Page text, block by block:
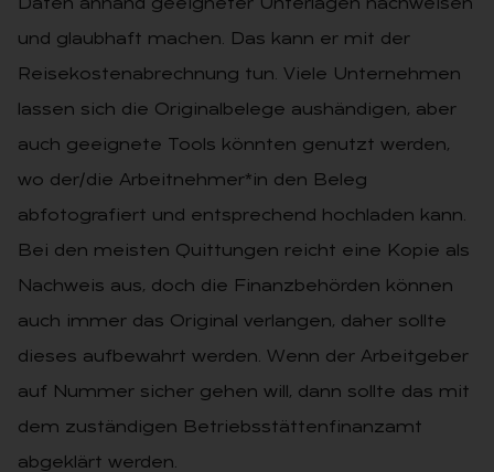
Daten anhand geeigneter Unterlagen nachweisen
und glaubhaft machen. Das kann er mit der
Reisekostenabrechnung tun. Viele Unternehmen
lassen sich die Originalbelege aushändigen, aber
auch geeignete Tools könnten genutzt werden,
wo der/die Arbeitnehmer*in den Beleg
abfotografiert und entsprechend hochladen kann.
Bei den meisten Quittungen reicht eine Kopie als
Nachweis aus, doch die Finanzbehörden können
auch immer das Original verlangen, daher sollte
dieses aufbewahrt werden. Wenn der Arbeitgeber
auf Nummer sicher gehen will, dann sollte das mit
dem zuständigen Betriebsstättenfinanzamt
abgeklärt werden.